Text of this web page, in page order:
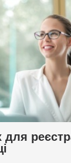
для